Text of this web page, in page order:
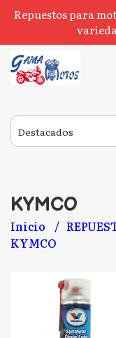
Repuestos para
KYMCO
Inicio
KYMCO